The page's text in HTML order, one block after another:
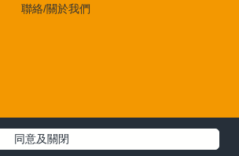
同意及關閉
聯絡/關於我們